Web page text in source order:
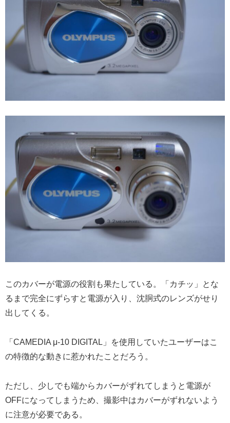
このカバーが電源の役割も果たしている。「カチッ」とな
るまで完全にずらすと電源が入り、沈胴式のレンズがせり
出してくる。
「CAMEDIA μ-10 DIGITAL」を使用していたユーザーはこ
の特徴的な動きに惹かれたことだろう。
ただし、少しでも端からカバーがずれてしまうと電源が
OFFになってしまうため、撮影中はカバーがずれないよう
に注意が必要である。